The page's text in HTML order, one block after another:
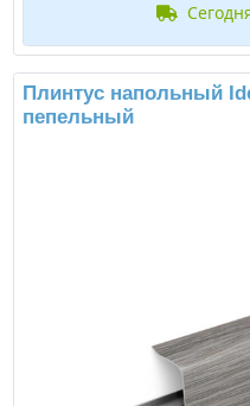
Плинтус напольный
пепельный